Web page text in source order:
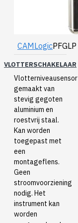
CAMLogicPFGLP
VLOTTERSCHAKELAAR
Vlotterniveausensor
gemaakt van
stevig gegoten
aluminium en
roestvrij staal.
Kan worden
toegepast met
een
montageflens.
Geen
stroomvoorziening
nodig. Het
instrument kan
worden